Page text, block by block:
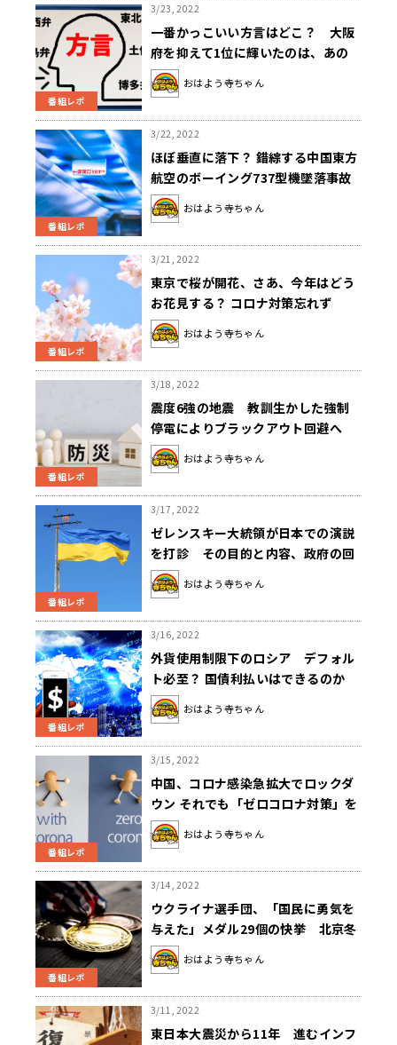
番組レポ
3/23, 2022
一番かっこいい方言はどこ？ 大阪
府を抑えて1位に輝いたのは、あの
県！？
おはよう寺ちゃん
番組レポ
3/22, 2022
ほぼ垂直に落下？ 錯綜する中国東方
航空のボーイング737型機墜落事故
の真相
おはよう寺ちゃん
番組レポ
3/21, 2022
東京で桜が開花、さあ、今年はどう
お花見する？ コロナ対策忘れず
に……
おはよう寺ちゃん
番組レポ
3/18, 2022
震度6強の地震 教訓生かした強制
停電によりブラックアウト回避へ
おはよう寺ちゃん
番組レポ
3/17, 2022
ゼレンスキー大統領が日本での演説
を打診 その目的と内容、政府の回
答に注目
おはよう寺ちゃん
番組レポ
3/16, 2022
外貨使用制限下のロシア デフォル
ト必至？ 国債利払いはできるのか
おはよう寺ちゃん
番組レポ
3/15, 2022
中国、コロナ感染急拡大でロックダ
ウン それでも「ゼロコロナ対策」を
やめないワケは？
おはよう寺ちゃん
番組レポ
3/14, 2022
ウクライナ選手団、「国民に勇気を
与えた」メダル29個の快挙 北京冬
季パラリンピック閉幕
おはよう寺ちゃん
3/11, 2022
東日本大震災から11年 進むインフ